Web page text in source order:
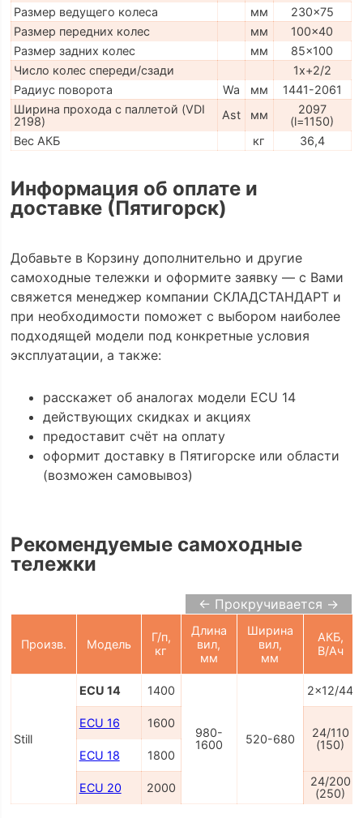
Размер ведущего колеса
мм
230x75
Размер передних колес
мм
100x40
Размер задних колес
мм
85x100
Число колес спереди/сзади
1x+2/2
Радиус поворота
Wa мм
1441-2061
Ширина прохода с паллетой (VDI
2198)
Ast мм
2097
(l=1150)
Вес АКБ
кг 36,4
Информация об оплате и
доставке (Пятигорск)
Добавьте в Корзину дополнительно и другие
самоходные тележки и оформите заявку — с Вами
свяжется менеджер компании СКЛАДСТАНДАРТ и
при необходимости поможет с выбором наиболее
подходящей модели под конкретные условия
эксплуатации, а также:
расскажет об аналогах модели ECU 14
действующих скидках и акциях
предоставит счёт на оплату
оформит доставку в Пятигорске или области
(возможен самовывоз)
Рекомендуемые самоходные
тележки
← Прокручивается →
Произв. Модель
Г/п,
кг
Длина
вил,
мм
Ширина
вил,
мм
АКБ,
В/Ач
Still
ECU 14 1400
980-
1600
520-680
2x12/44
ECU 16 1600
24/110
(150)
ECU 18 1800
ECU 20 2000
24/200
(250)